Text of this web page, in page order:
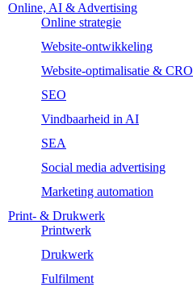
Online, AI & Advertising
Online strategie
Website-ontwikkeling
Website-optimalisatie & CRO
SEO
Vindbaarheid in AI
SEA
Social media advertising
Marketing automation
Print- & Drukwerk
Printwerk
Drukwerk
Fulfilment